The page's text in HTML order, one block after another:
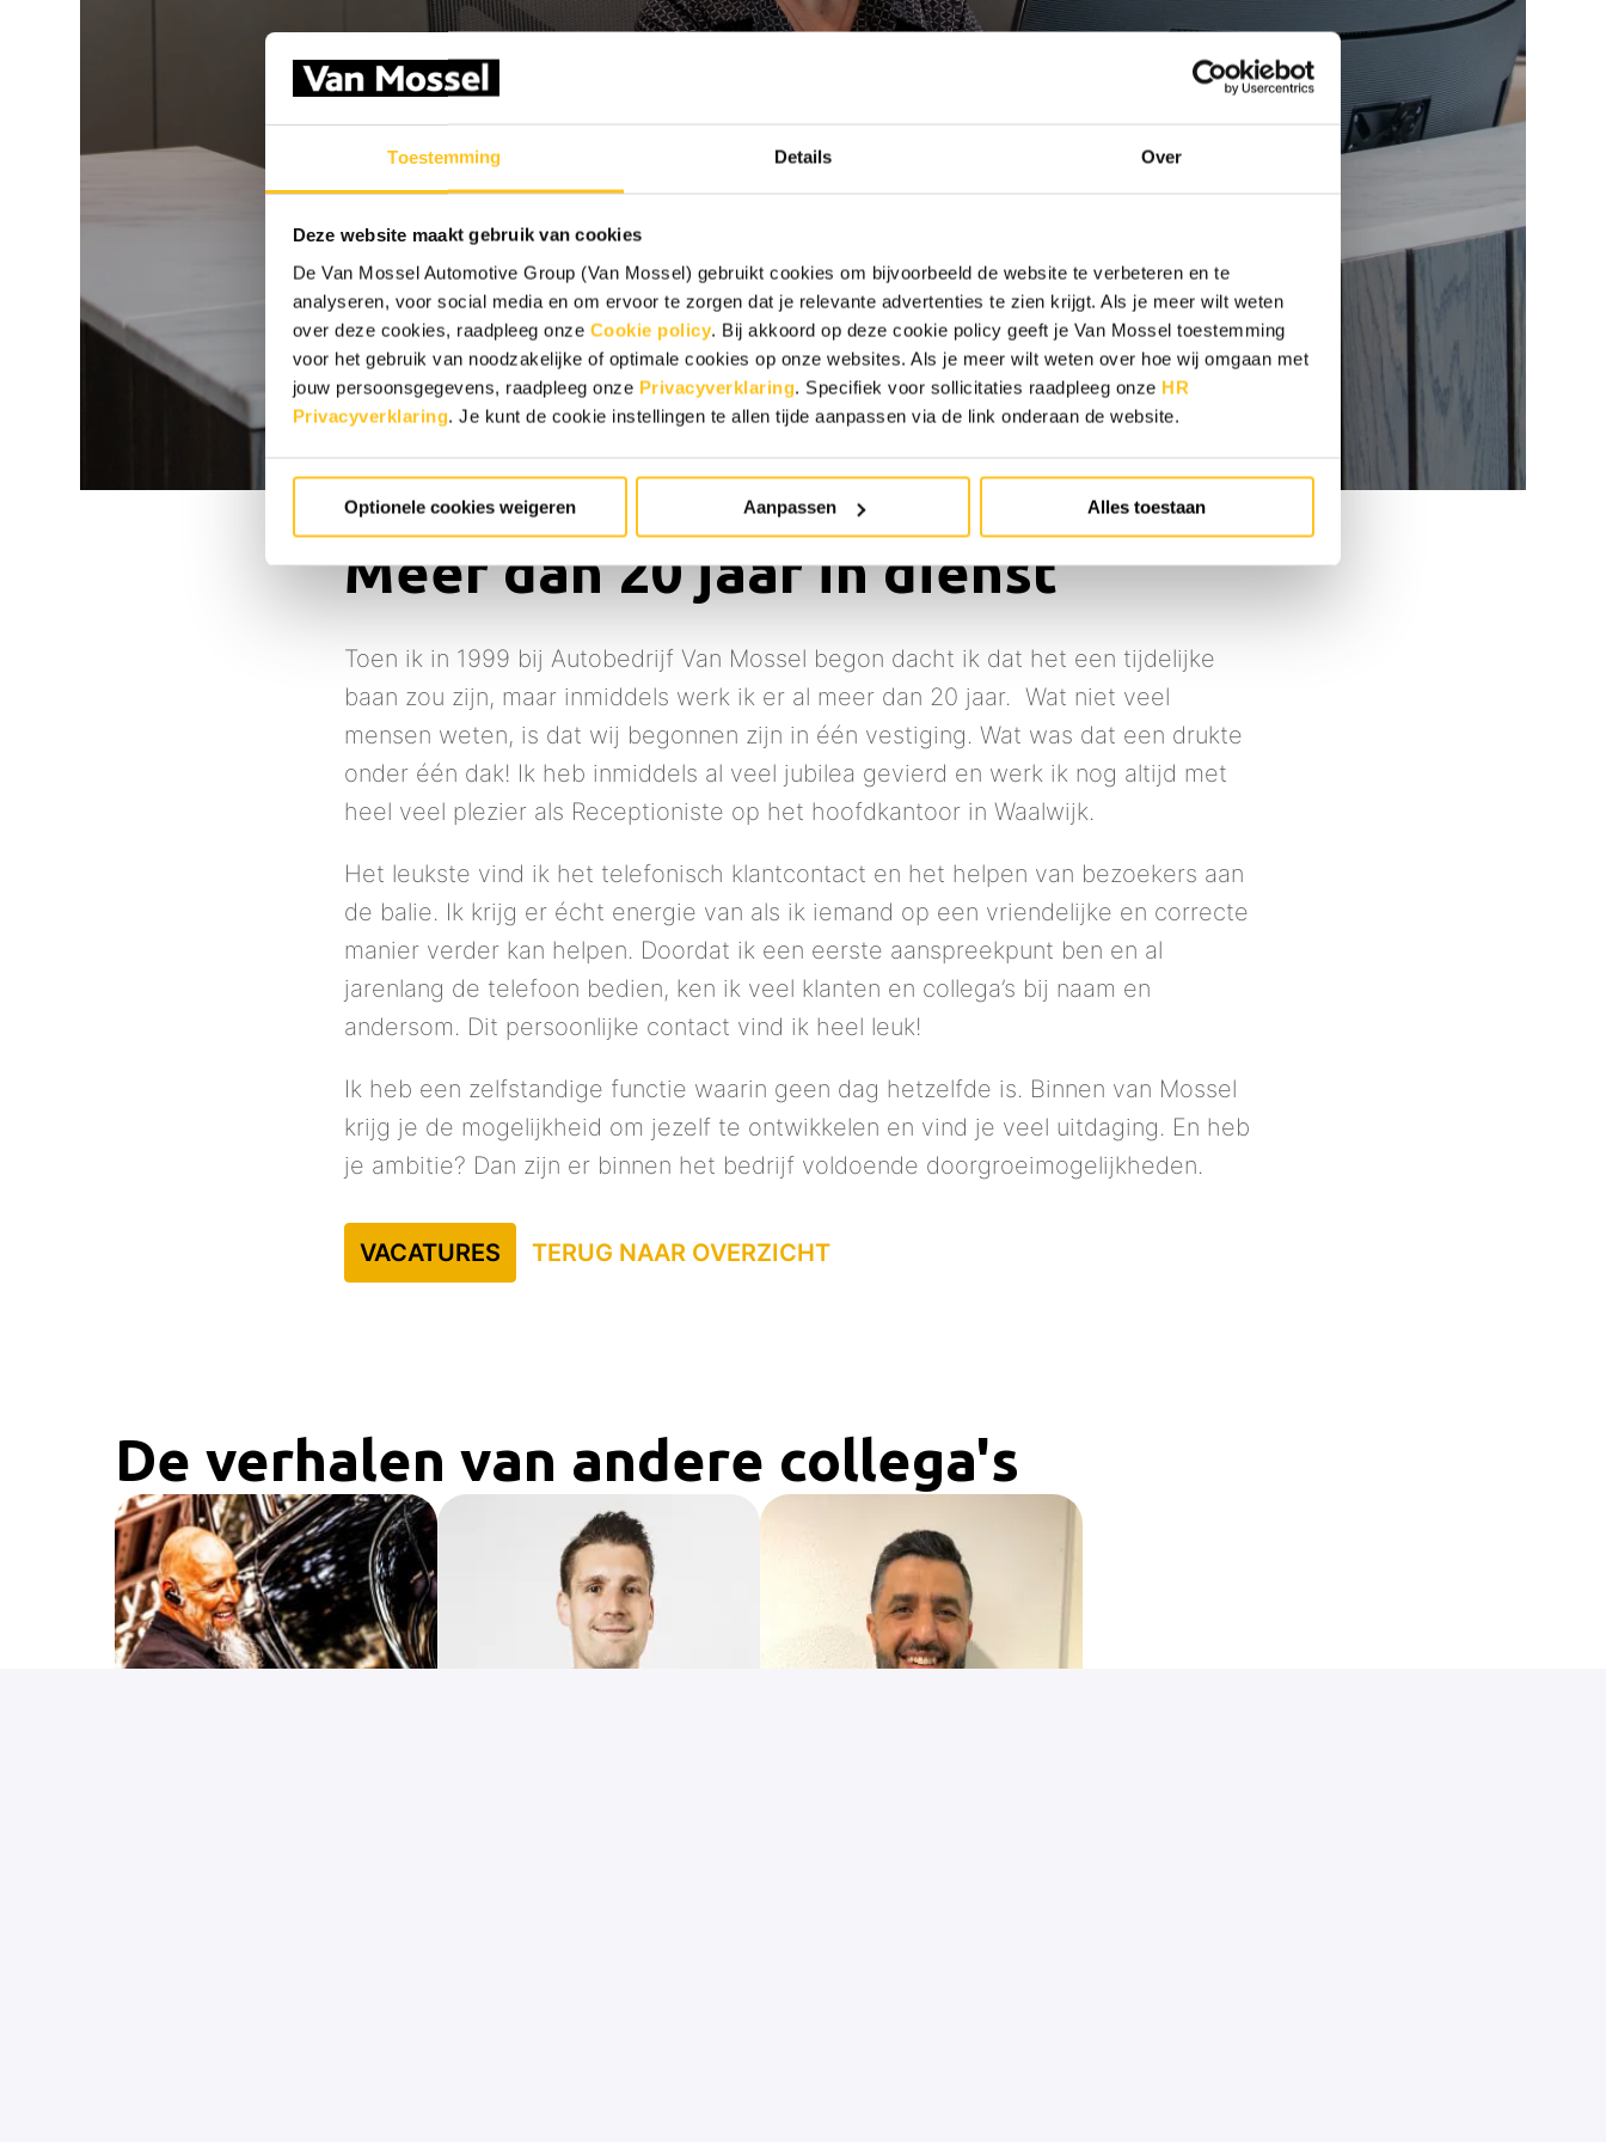
Toestemming Details Over
Deze website maakt gebruik van cookies
De Van Mossel Automotive Group (Van Mossel) gebruikt cookies om bijvoorbeeld de website te verbeteren en te
analyseren, voor social media en om ervoor te zorgen dat je relevante advertenties te zien krijgt. Als je meer wilt weten
over deze cookies, raadpleeg onze Cookie policy. Bij akkoord op deze cookie policy geeft je Van Mossel toestemming
voor het gebruik van noodzakelijke of optimale cookies op onze websites. Als je meer wilt weten over hoe wij omgaan met
jouw persoonsgegevens, raadpleeg onze Privacyverklaring. Specifiek voor sollicitaties raadpleeg onze HR
Privacyverklaring. Je kunt de cookie instellingen te allen tijde aanpassen via de link onderaan de website.
Optionele cookies weigeren Aanpassen Alles toestaan
Meer dan 20 jaar in dienst
Toen ik in 1999 bij Autobedrijf Van Mossel begon dacht ik dat het een tijdelijke
baan zou zijn, maar inmiddels werk ik er al meer dan 20 jaar.  Wat niet veel
mensen weten, is dat wij begonnen zijn in één vestiging. Wat was dat een drukte
onder één dak! Ik heb inmiddels al veel jubilea gevierd en werk ik nog altijd met
heel veel plezier als Receptioniste op het hoofdkantoor in Waalwijk.
Het leukste vind ik het telefonisch klantcontact en het helpen van bezoekers aan
de balie. Ik krijg er écht energie van als ik iemand op een vriendelijke en correcte
manier verder kan helpen. Doordat ik een eerste aanspreekpunt ben en al
jarenlang de telefoon bedien, ken ik veel klanten en collega’s bij naam en
andersom. Dit persoonlijke contact vind ik heel leuk!
Ik heb een zelfstandige functie waarin geen dag hetzelfde is. Binnen van Mossel
krijg je de mogelijkheid om jezelf te ontwikkelen en vind je veel uitdaging. En heb
je ambitie? Dan zijn er binnen het bedrijf voldoende doorgroeimogelijkheden.
VACATURES TERUG NAAR OVERZICHT
De verhalen van andere collega's